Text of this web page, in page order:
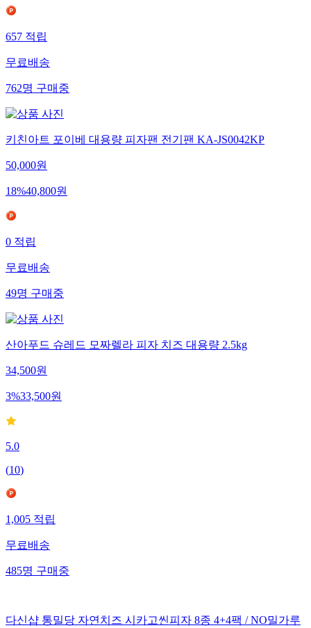
657 적립
무료배송
762명 구매중
키친아트 포이베 대용량 피자팬 전기팬 KA-JS0042KP
50,000원
18%40,800원
0 적립
무료배송
49명 구매중
산아푸드 슈레드 모짜렐라 피자 치즈 대용량 2.5kg
34,500원
3%33,500원
5.0
(10)
1,005 적립
무료배송
485명 구매중
다신샵 통밀당 자연치즈 시카고씬피자 8종 4+4팩 / NO밀가루